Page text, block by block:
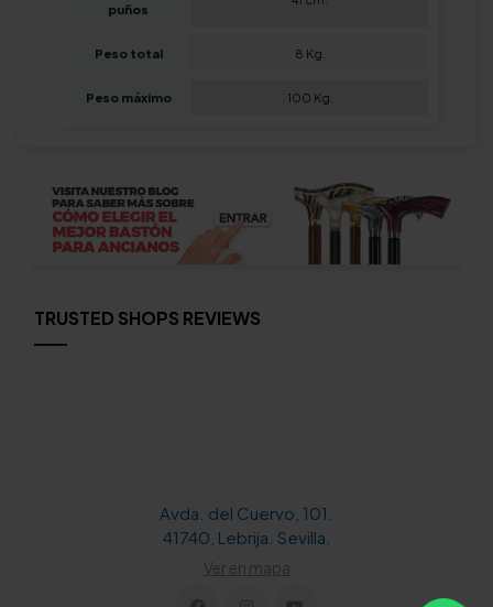
puños
Peso total 8 Kg.
Peso máximo 100 Kg.
TRUSTED SHOPS REVIEWS
Avda. del Cuervo, 101.
41740, Lebrija. Sevilla.
Ver en mapa